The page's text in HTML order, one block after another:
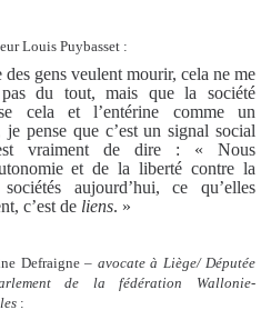
Louis Puybasset :
des gens veulent mourir, cela ne me
du tout, mais que la société
cela et l’entérine comme un
je pense que c’est un signal social
vraiment de dire : « Nous
et de la liberté contre la
aujourd’hui, ce qu’elles
c’est de liens. »
Defraigne – avocate à Liège/ Députée
de la fédération Wallonie-
: